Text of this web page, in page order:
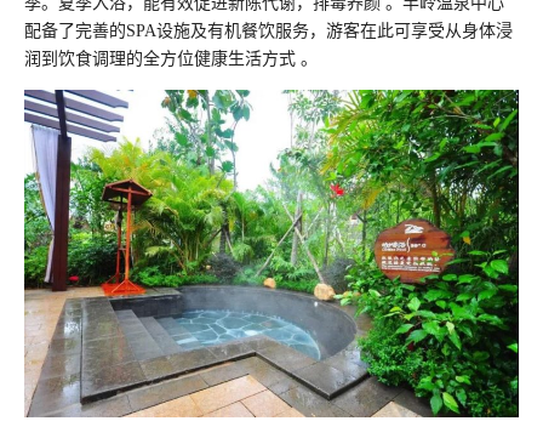
配备了完善的SPA设施及有机餐饮服务，游客在此可享受从身体浸
润到饮食调理的全方位健康生活方式 。